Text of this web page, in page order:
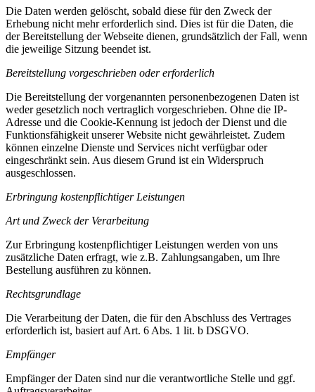
Die Daten werden gelöscht, sobald diese für den Zweck der
Erhebung nicht mehr erforderlich sind. Dies ist für die Daten, die
der Bereitstellung der Webseite dienen, grundsätzlich der Fall, wenn
die jeweilige Sitzung beendet ist.
Bereitstellung vorgeschrieben oder erforderlich
Die Bereitstellung der vorgenannten personenbezogenen Daten ist
weder gesetzlich noch vertraglich vorgeschrieben. Ohne die IP-
Adresse und die Cookie-Kennung ist jedoch der Dienst und die
Funktionsfähigkeit unserer Website nicht gewährleistet. Zudem
können einzelne Dienste und Services nicht verfügbar oder
eingeschränkt sein. Aus diesem Grund ist ein Widerspruch
ausgeschlossen.
Erbringung kostenpflichtiger Leistungen
Art und Zweck der Verarbeitung
Zur Erbringung kostenpflichtiger Leistungen werden von uns
zusätzliche Daten erfragt, wie z.B. Zahlungsangaben, um Ihre
Bestellung ausführen zu können.
Rechtsgrundlage
Die Verarbeitung der Daten, die für den Abschluss des Vertrages
erforderlich ist, basiert auf Art. 6 Abs. 1 lit. b DSGVO.
Empfänger
Empfänger der Daten sind nur die verantwortliche Stelle und ggf.